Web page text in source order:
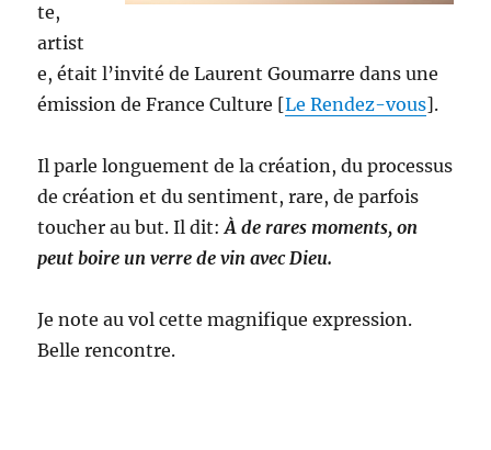
te,
artist
e, était l’invité de Laurent Goumarre dans une
émission de France Culture [Le Rendez-vous].
Il parle longuement de la création, du processus
de création et du sentiment, rare, de parfois
toucher au but. Il dit:À de rares moments, on
peut boire un verre de vin avec Dieu.
Je note au vol cette magnifique expression.
Belle rencontre.